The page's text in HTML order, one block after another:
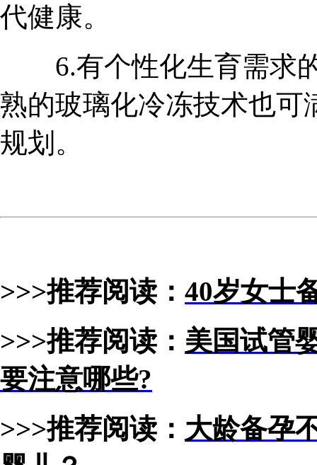
代健康。
6.有个性化生育需求的
熟的玻璃化冷冻技术也可
规划。
>>>推荐阅读： 40岁女士
>>>推荐阅读： 美国试管
要注意哪些?
>>>推荐阅读： 大龄备孕